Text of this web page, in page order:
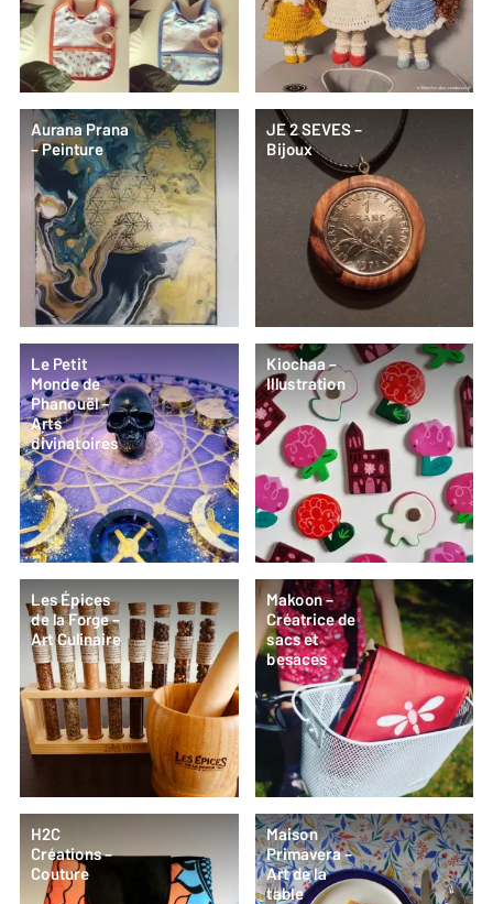
Aurana Prana
– Peinture
JE 2 SEVES –
Bijoux
Le Petit
Monde de
Phanouël –
Arts
divinatoires
Kiochaa –
Illustration
Les Épices
de la Forge –
Art Culinaire
Makoon –
Créatrice de
sacs et
besaces
H2C
Créations –
Couture
Maison
Primavera –
Art de la
table